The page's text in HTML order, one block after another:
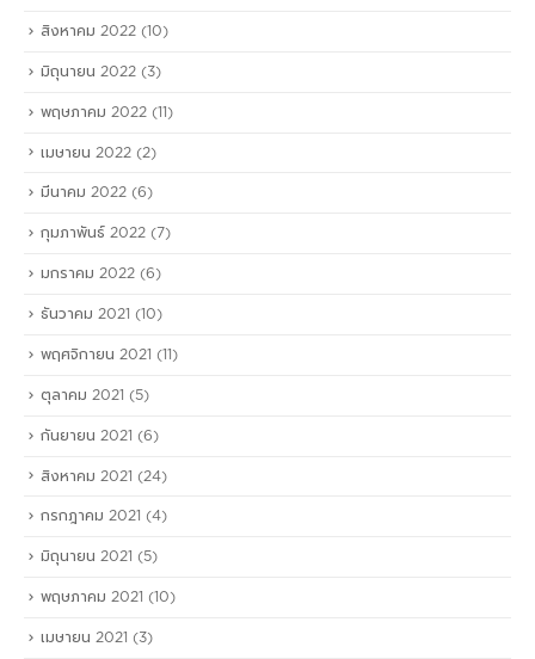
สิงหาคม 2022 (10)
มิถุนายน 2022 (3)
พฤษภาคม 2022 (11)
เมษายน 2022 (2)
มีนาคม 2022 (6)
กุมภาพันธ์ 2022 (7)
มกราคม 2022 (6)
ธันวาคม 2021 (10)
พฤศจิกายน 2021 (11)
ตุลาคม 2021 (5)
กันยายน 2021 (6)
สิงหาคม 2021 (24)
กรกฎาคม 2021 (4)
มิถุนายน 2021 (5)
พฤษภาคม 2021 (10)
เมษายน 2021 (3)